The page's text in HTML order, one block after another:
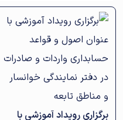
برگزاری رویداد آموزشی با